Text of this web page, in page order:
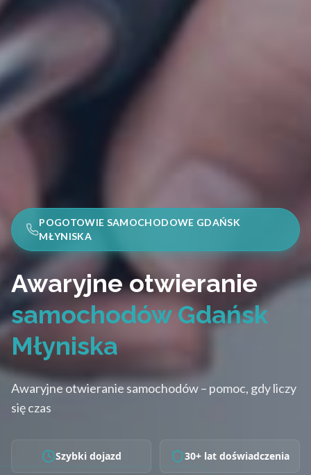
POGOTOWIE SAMOCHODOWE GDAŃSK
MŁYNISKA
Awaryjne otwieranie
samochodów Gdańsk
Młyniska
Awaryjne otwieranie samochodów – pomoc, gdy liczy
się czas
Szybki dojazd 30+ lat doświadczenia